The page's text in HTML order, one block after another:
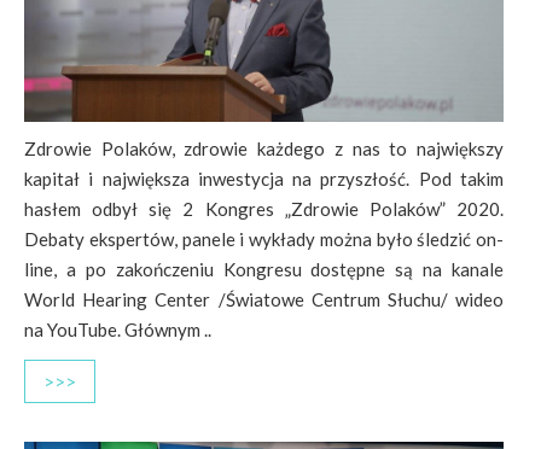
Zdrowie Polaków, zdrowie każdego z nas to największy
kapitał i największa inwestycja na przyszłość. Pod takim
hasłem odbył się 2 Kongres „Zdrowie Polaków” 2020.
Debaty ekspertów, panele i wykłady można było śledzić on-
line, a po zakończeniu Kongresu dostępne są na kanale
World Hearing Center /Światowe Centrum Słuchu/ wideo
na YouTube. Głównym ..
>>>